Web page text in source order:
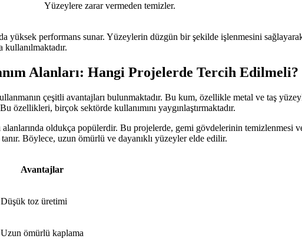
Yüzeylere zarar vermeden temizler.
yüksek performans sunar. Yüzeylerin düzgün bir şekilde işlenmesini
kullanılmaktadır.
Alanları: Hangi Projelerde Tercih Edilmeli?
çeşitli avantajları bulunmaktadır. Bu kum, özellikle metal ve taş
özellikleri, birçok sektörde kullanımını yaygınlaştırmaktadır.
alanlarında oldukça popülerdir. Bu projelerde, gemi gövdelerinin temizlenmesi
Böylece, uzun ömürlü ve dayanıklı yüzeyler elde edilir.
Avantajlar
Düşük toz üretimi
Uzun ömürlü kaplama